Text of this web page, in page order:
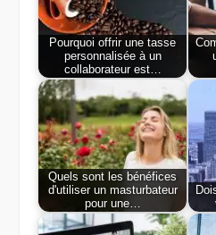
Pourquoi offrir une tasse
personnalisée à un
collaborateur est…
Quels sont les bénéfices
d'utiliser un masturbateur
pour une…